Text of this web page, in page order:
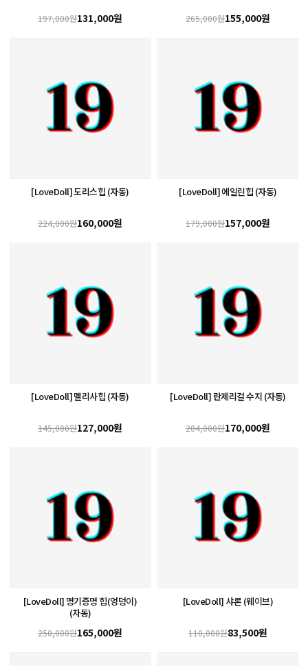
197,000원131,000원 265,000원155,000원
[LoveDoll] 도리스힙 (자동)
224,000원160,000원
[LoveDoll] 에일린힙 (자동)
179,000원157,000원
[LoveDoll] 멜리사힙 (자동)
145,000원127,000원
[LoveDoll] 란제리걸 수지 (자동)
204,000원170,000원
[LoveDoll] 명기증명 힙(엉덩이)
(자동)
250,000원165,000원
[LoveDoll] 샤론 (웨이브)
110,000원83,500원